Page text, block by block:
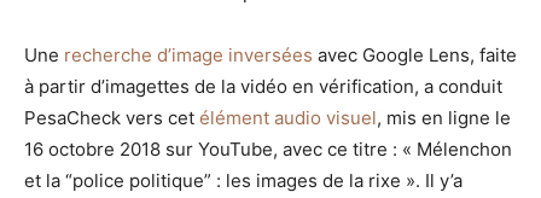
Une recherche d’image inversées avec Google Lens, faite
à partir d’imagettes de la vidéo en vérification, a conduit
PesaCheck vers cet élément audio visuel, mis en ligne le
16 octobre 2018 sur YouTube, avec ce titre : « Mélenchon
et la “police politique” : les images de la rixe ». Il y’a